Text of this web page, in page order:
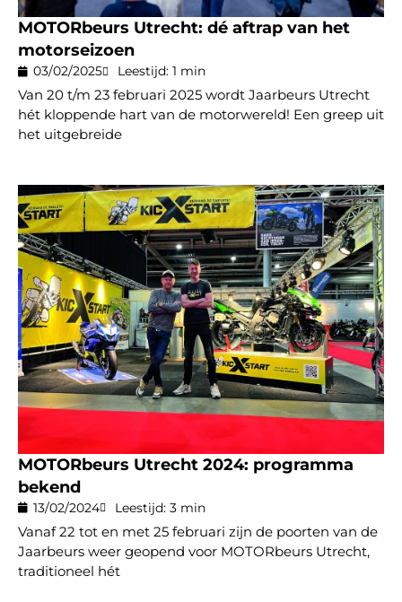
MOTORbeurs Utrecht: dé aftrap van het
motorseizoen
03/02/2025 Leestijd: 1 min
Van 20 t/m 23 februari 2025 wordt Jaarbeurs Utrecht
hét kloppende hart van de motorwereld! Een greep uit
het uitgebreide
MOTORbeurs Utrecht 2024: programma
bekend
13/02/2024 Leestijd: 3 min
Vanaf 22 tot en met 25 februari zijn de poorten van de
Jaarbeurs weer geopend voor MOTORbeurs Utrecht,
traditioneel hét